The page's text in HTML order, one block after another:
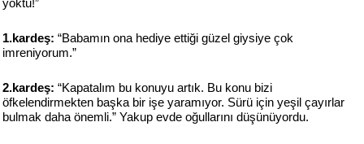
yoktu!”
1.kardeş: “Babamın ona hediye ettiği güzel giysiye çok
imreniyorum.”
2.kardeş: “Kapatalım bu konuyu artık. Bu konu bizi
öfkelendirmekten başka bir işe yaramıyor. Sürü için yeşil çayırlar
bulmak daha önemli.” Yakup evde oğullarını düşünüyordu.